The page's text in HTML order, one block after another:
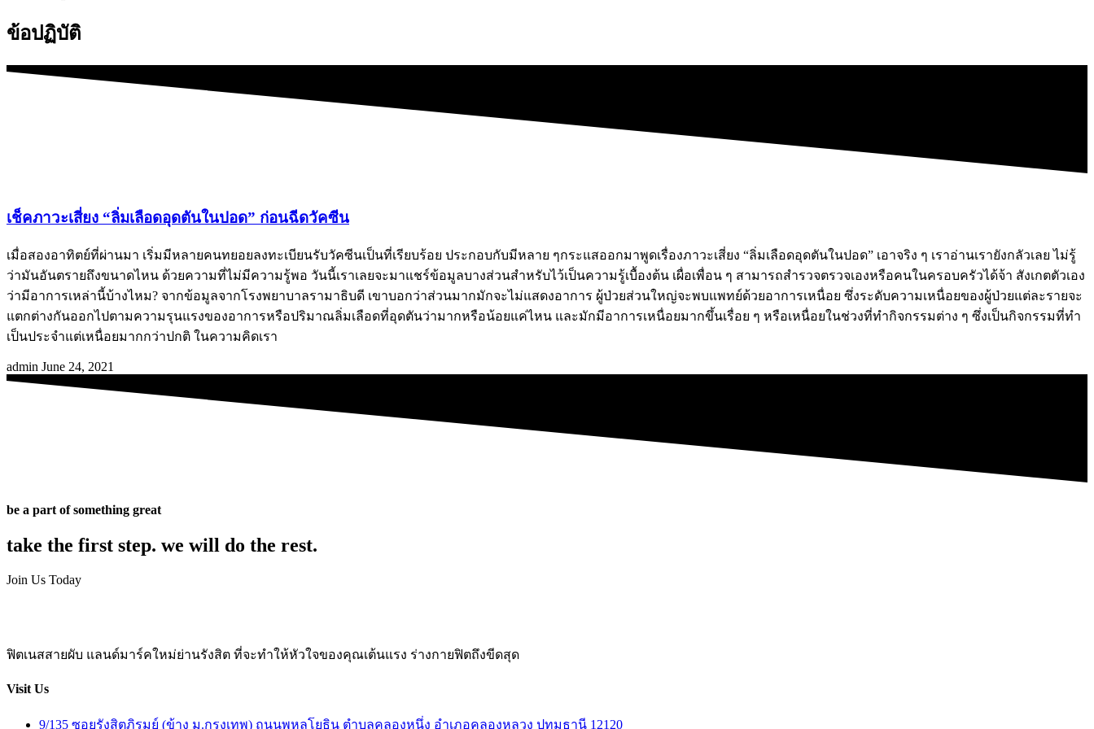
ข้อปฏิบัติ
เช็คภาวะเสี่ยง “ลิ่มเลือดอุดตันในปอด” ก่อนฉีดวัคซีน
เมื่อสองอาทิตย์ที่ผ่านมา เริ่มมีหลายคนทยอยลงทะเบียนรับวัคซีนเป็นที่เรียบร้อย ประกอบกับมีหลาย ๆกระแสออกมาพูดเรื่องภาวะเสี่ยง “ลิ่มเลือดอุดตันในปอด” เอาจริง ๆ เราอ่านเรายังกลัวเลย ไม่รู้
ว่ามันอันตรายถึงขนาดไหน ด้วยความที่ไม่มีความรู้พอ วันนี้เราเลยจะมาแชร์ข้อมูลบางส่วนสำหรับไว้เป็นความรู้เบื้องต้น เผื่อเพื่อน ๆ สามารถสำรวจตรวจเองหรือคนในครอบครัวได้จ้า สังเกตตัวเอง
ว่ามีอาการเหล่านี้บ้างไหม? จากข้อมูลจากโรงพยาบาลรามาธิบดี เขาบอกว่าส่วนมากมักจะไม่แสดงอาการ ผู้ป่วยส่วนใหญ่จะพบแพทย์ด้วยอาการเหนื่อย ซึ่งระดับความเหนื่อยของผู้ป่วยแต่ละรายจะ
แตกต่างกันออกไปตามความรุนแรงของอาการหรือปริมาณลิ่มเลือดที่อุดตันว่ามากหรือน้อยแค่ไหน และมักมีอาการเหนื่อยมากขึ้นเรื่อย ๆ หรือเหนื่อยในช่วงที่ทำกิจกรรมต่าง ๆ ซึ่งเป็นกิจกรรมที่ทำ
เป็นประจำแต่เหนื่อยมากกว่าปกติ ในความคิดเรา
admin June 24, 2021
be a part of something great
take the first step. we will do the rest.
Join Us Today
ฟิตเนสสายผับ แลนด์มาร์คใหม่ย่านรังสิต ที่จะทำให้หัวใจของคุณเต้นแรง ร่างกายฟิตถึงขีดสุด
Visit Us
9/135 ซอยรังสิตภิรมย์ (ข้าง ม.กรุงเทพ) ถนนพหลโยธิน ตำบลคลองหนึ่ง อำเภอคลองหลวง ปทุมธานี 12120